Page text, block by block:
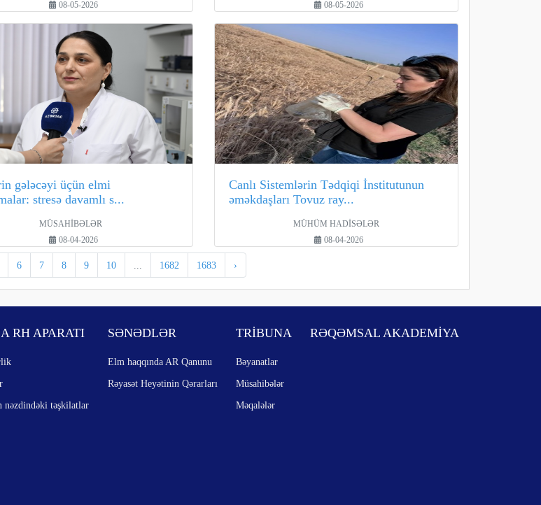
08-05-2026
08-05-2026
gələcəyi üçün elmi
stresə davamlı s...
MÜSAHİBƏLƏR
08-04-2026
Canlı Sistemlərin Tədqiqi İnstitutunun
əməkdaşları Tovuz ray...
MÜHÜM HADİSƏLƏR
08-04-2026
6 7 8 9 10 1682 1683 ›
RH APARATI
nəzdindəki təşkilatlar
SƏNƏDLƏR
Elm haqqında AR Qanunu
Rəyasət Heyətinin Qərarları
TRİBUNA
Bəyanatlar
Müsahibələr
Məqalələr
RƏQƏMSAL AKADEMİYA